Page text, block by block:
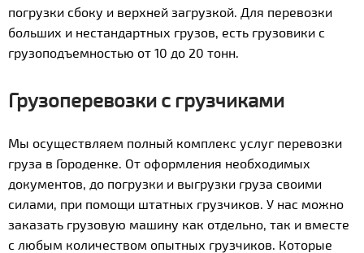
погрузки сбоку и верхней загрузкой. Для перевозки
больших и нестандартных грузов, есть грузовики с
грузоподъемностью от 10 до 20 тонн.
Грузоперевозки с грузчиками
Мы осуществляем полный комплекс услуг перевозки
груза в Городенке. От оформления необходимых
документов, до погрузки и выгрузки груза своими
силами, при помощи штатных грузчиков. У нас можно
заказать грузовую машину как отдельно, так и вместе
с любым количеством опытных грузчиков. Которые